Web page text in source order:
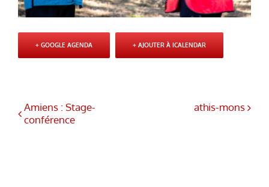
+ GOOGLE AGENDA + AJOUTER À ICALENDAR
Amiens : Stage-
conférence
athis-mons